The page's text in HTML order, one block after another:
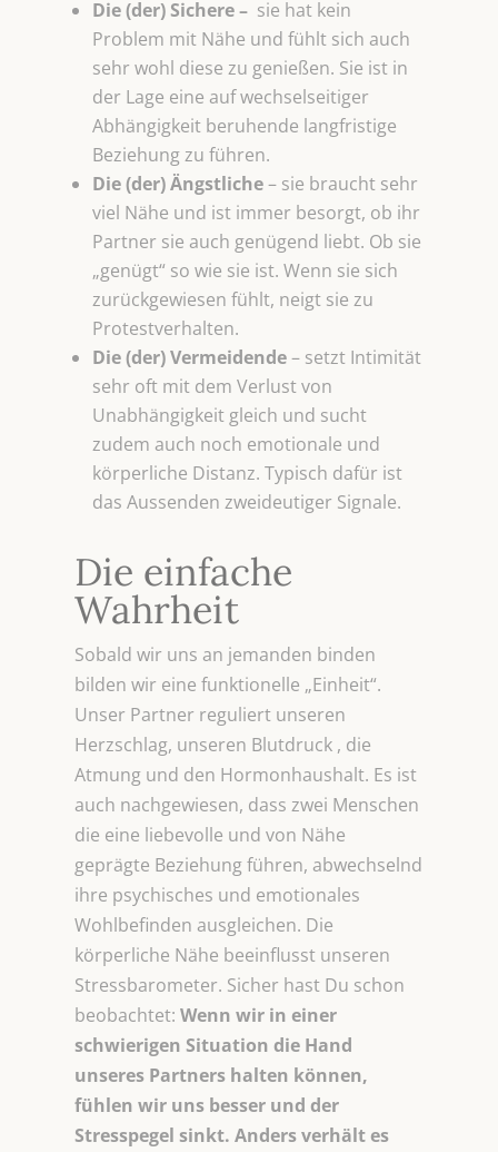
Die (der) Sichere – sie hat kein
Problem mit Nähe und fühlt sich auch
sehr wohl diese zu genießen. Sie ist in
der Lage eine auf wechselseitiger
Abhängigkeit beruhende langfristige
Beziehung zu führen.
Die (der) Ängstliche– sie braucht sehr
viel Nähe und ist immer besorgt, ob ihr
Partner sie auch genügend liebt. Ob sie
„genügt“ so wie sie ist. Wenn sie sich
zurückgewiesen fühlt, neigt sie zu
Protestverhalten.
Die (der) Vermeidende– setzt Intimität
sehr oft mit dem Verlust von
Unabhängigkeit gleich und sucht
zudem auch noch emotionale und
körperliche Distanz. Typisch dafür ist
das Aussenden zweideutiger Signale.
Die einfache
Wahrheit
Sobald wir uns an jemanden binden
bilden wir eine funktionelle „Einheit“.
Unser Partner reguliert unseren
Herzschlag, unseren Blutdruck , die
Atmung und den Hormonhaushalt. Es ist
auch nachgewiesen, dass zwei Menschen
die eine liebevolle und von Nähe
geprägte Beziehung führen, abwechselnd
ihre psychisches und emotionales
Wohlbefinden ausgleichen. Die
körperliche Nähe beeinflusst unseren
Stressbarometer. Sicher hast Du schon
beobachtet:Wenn wir in einer
schwierigen Situation die Hand
unseres Partners halten können,
fühlen wir uns besser und der
Stresspegel sinkt. Anders verhält es